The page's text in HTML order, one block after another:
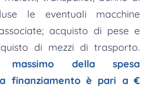
le eventuali macchine
acquisto di pese e
di mezzi di trasporto.
massimo della spesa
a finanziamento è pari a €